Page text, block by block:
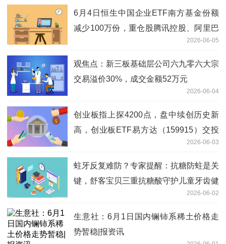
6月4日恒生中国企业ETF南方基金份额
减少100万份，重仓股腾讯控股、阿里巴
2026-06-05
观焦点：新三板基础层公司六九零六大宗
交易溢价30%，成交金额52万元
2026-06-04
创业板指上探4200点，盘中续创历史新
高，创业板ETF易方达（159915）交投
2026-06-03
蛀牙反复难防？专家提醒：抗糖防蛀是关
键，舒客宝贝三重抗糖酸守护儿童牙齿健
2026-06-02
生意社：6月1日国内镧铈系稀土价格走
势暂稳|报资讯